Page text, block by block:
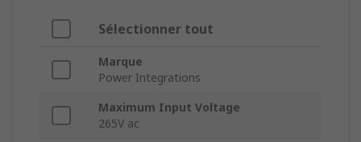
Sélectionner tout
Marque
Power Integrations
Maximum Input Voltage
265V ac